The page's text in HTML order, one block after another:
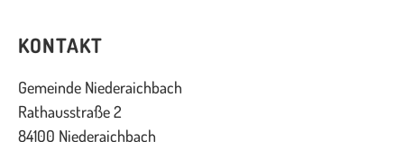
KONTAKT
Gemeinde Niederaichbach
Rathausstraße 2
84100 Niederaichbach